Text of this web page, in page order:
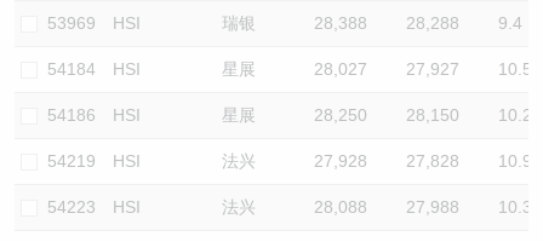
53969 HSI 瑞银 28,388 28,288 9.4
54184 HSI 星展 28,027 27,927 10.5
54186 HSI 星展 28,250 28,150 10.2
54219 HSI 法兴 27,928 27,828 10.9
54223 HSI 法兴 28,088 27,988 10.3